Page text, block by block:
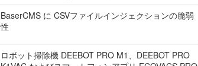
BaserCMS に CSVファイルインジェクションの脆弱
性
ロボット掃除機 DEEBOT PRO M1、DEEBOT PRO